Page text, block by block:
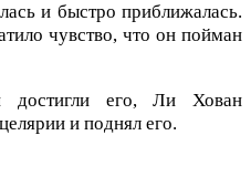
и быстро приближалась.
чувство, что он пойман
достигли его, Ли Хован
и поднял его.